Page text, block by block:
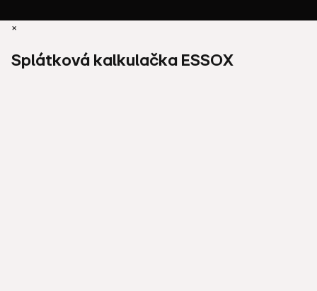
×
Splátková kalkulačka ESSOX